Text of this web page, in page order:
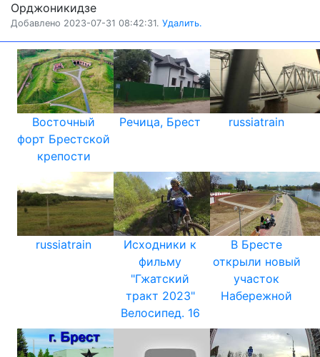
Орджоникидзе
Добавлено 2023-07-31 08:42:31. Удалить.
Восточный
форт Брестской
крепости
Речица, Брест russiatrain
russiatrain
Исходники к
фильму
"Гжатский
тракт 2023"
Велосипед. 16
В Бресте
открыли новый
участок
Набережной